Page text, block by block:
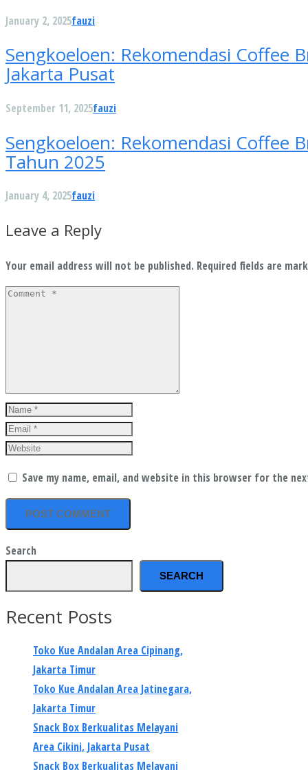
January 2, 2025fauzi
Sengkoeloen: Rekomendasi Coffee
Jakarta Pusat
September 11, 2025fauzi
Sengkoeloen: Rekomendasi Coffee
Tahun 2025
January 4, 2025fauzi
Leave a Reply
Your email address will not be published. Required fields are
Save my name, email, and website in this browser for the
Search
SEARCH
Recent Posts
Toko Kue Andalan Area Cipinang,
Jakarta Timur
Toko Kue Andalan Area Jatinegara,
Jakarta Timur
Snack Box Berkualitas Melayani
Area Cikini, Jakarta Pusat
Snack Box Berkualitas Melayani